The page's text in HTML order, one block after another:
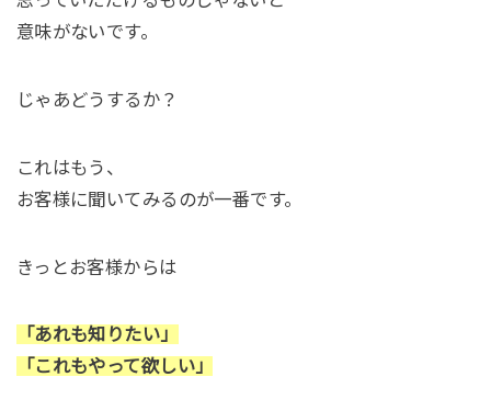
意味がないです。
じゃあどうするか？
これはもう、
お客様に聞いてみるのが一番です。
きっとお客様からは
「あれも知りたい」
「これもやって欲しい」